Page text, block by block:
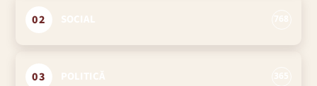
02
03